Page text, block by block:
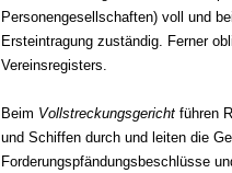
Personengesellschaften) voll und
Ersteintragung zuständig. Ferner
Vereinsregisters.
Beim Vollstreckungsgericht führen
und Schiffen durch und leiten die
Forderungspfändungsbeschlüsse